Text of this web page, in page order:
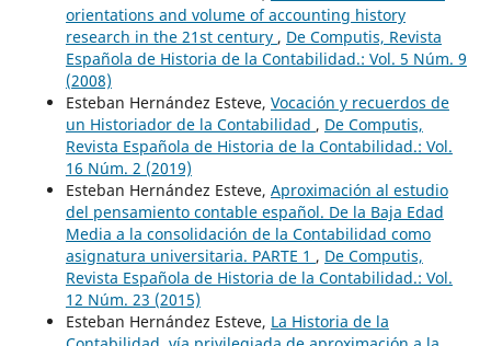
orientations and volume of accounting history
research in the 21st century , De Computis, Revista
Española de Historia de la Contabilidad.: Vol. 5 Núm. 9
(2008)
Esteban Hernández Esteve, Vocación y recuerdos de
un Historiador de la Contabilidad , De Computis,
Revista Española de Historia de la Contabilidad.: Vol.
16 Núm. 2 (2019)
Esteban Hernández Esteve, Aproximación al estudio
del pensamiento contable español. De la Baja Edad
Media a la consolidación de la Contabilidad como
asignatura universitaria. PARTE 1 , De Computis,
Revista Española de Historia de la Contabilidad.: Vol.
12 Núm. 23 (2015)
Esteban Hernández Esteve, La Historia de la